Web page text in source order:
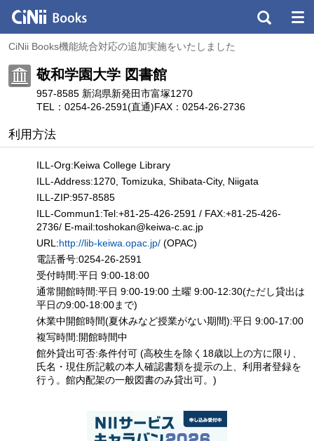
CiNii Books機能統合対応の追加実施をいたしました
敬和学園大学 図書館
957-8585 新潟県新発田市富塚1270
TEL：0254-26-2591(直通)FAX：0254-26-2736
利用方法
ILL-Org:Keiwa College Library
ILL-Address:1270, Tomizuka, Shibata-City, Niigata
ILL-ZIP:957-8585
ILL-Commun1:Tel:+81-25-426-2591 / FAX:+81-25-426-
2736/ E-mail:toshokan@keiwa-c.ac.jp
URL:http://lib-keiwa.opac.jp/ (OPAC)
電話番号:0254-26-2591
受付時間:平日 9:00-18:00
通常開館時間:平日 9:00-19:00 土曜 9:00-12:30(ただし貸出は
平日の9:00-18:00まで)
休業中開館時間(夏休みなど授業がない期間):平日 9:00-17:00
複写時間:開館時間中
館外貸出可否:条件付可 (高校生を除く18歳以上の方に限り、
氏名・現住所記載の本人確認書類を提示の上、利用者登録を
行う。館内配架の一般図書のみ貸出可。)